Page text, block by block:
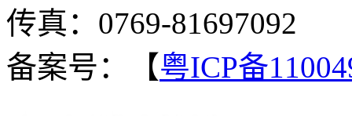
传真：0769-81697092
备案号：【粤ICP备